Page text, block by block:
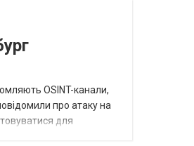
OSINT-канали,
про атаку на
для